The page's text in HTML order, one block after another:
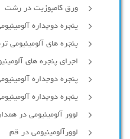
ورق کامپوزیت در رشت
پنجره دوجداره
پنجره های آلومینیومی
اجرای پنجره های
پنجره دوجداره
پنجره دوجداره
لوور آلومینیومی در
لوورآلومینیومی در قم